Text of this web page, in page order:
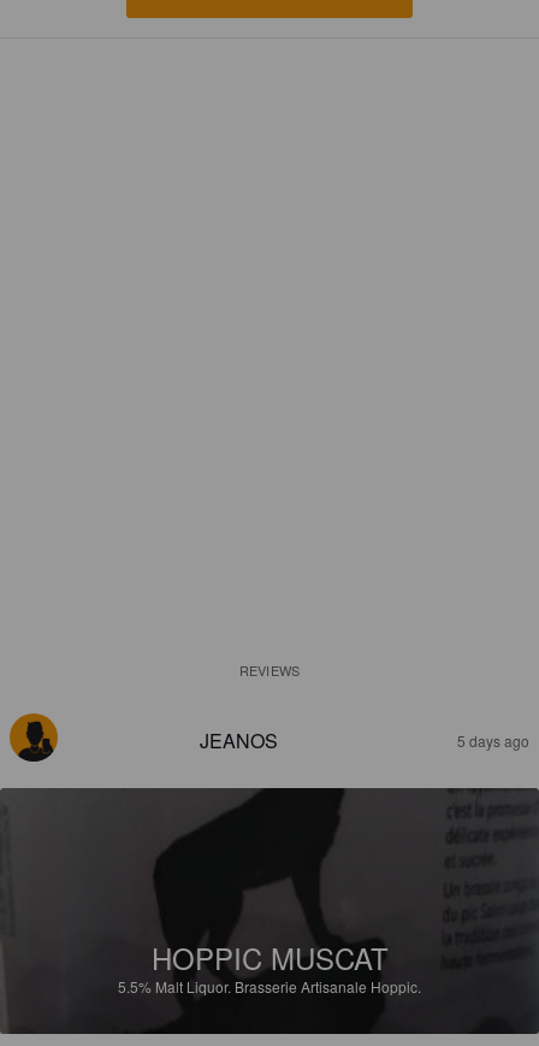
REVIEWS
JEANOS 5 days ago
HOPPIC MUSCAT
5.5% Malt Liquor. Brasserie Artisanale Hoppic.